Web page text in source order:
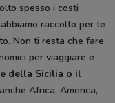
spesso i costi
raccolto per te
Non ti resta che fare
per viaggiare e
della Sicilia o il
Africa, America,